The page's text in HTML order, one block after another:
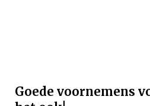
Goede voornemens